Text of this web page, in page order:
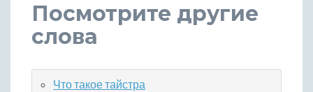
Посмотрите другие
слова
Что такое тайстра